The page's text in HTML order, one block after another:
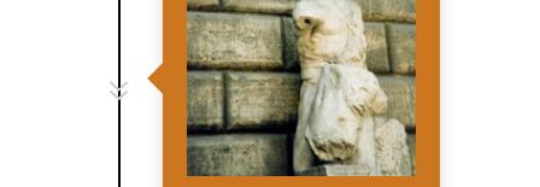
7